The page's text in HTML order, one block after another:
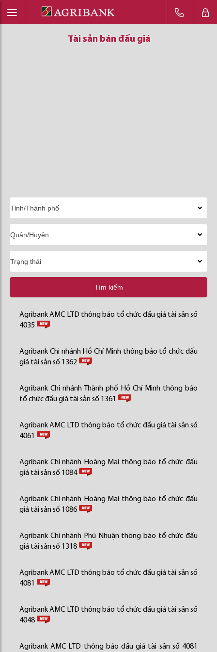
Tài sản bán đấu giá
Tài sản bán đấu giá
Tài sản bán đấu giá
Tìm kiếm
Agribank AMC LTD thông báo tổ chức đấu giá tài sản số
4035
Agribank Chi nhánh Hồ Chí Minh thông báo tổ chức đấu
giá tài sản số 1362
Agribank Chi nhánh Thành phố Hồ Chí Minh thông báo
tổ chức đấu giá tài sản số 1361
Agribank AMC LTD thông báo tổ chức đấu giá tài sản số
4061
Agribank Chi nhánh Hoàng Mai thông báo tổ chức đấu
giá tài sản số 1084
Agribank Chi nhánh Hoàng Mai thông báo tổ chức đấu
giá tài sản số 1086
Agribank Chi nhánh Phú Nhuận thông báo tổ chức đấu
giá tài sản số 1318
Agribank AMC LTD thông báo tổ chức đấu giá tài sản số
4081
Agribank AMC LTD thông báo tổ chức đấu giá tài sản số
4048
Agribank AMC LTD thông báo đấu giá tài sản số 4081